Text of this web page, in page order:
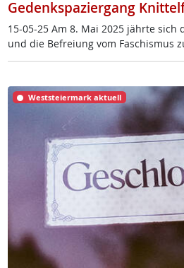
Gedenkspaziergang
15-05-25 Am 8. Mai 2025 jähr­te sich
und die Be­f­rei­ung vom Fa­schis­mus
Weststeiermark aktuell